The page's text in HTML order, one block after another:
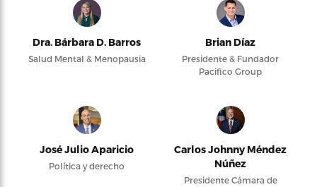
Dra. Bárbara D. Barros
Salud Mental & Menopausia
Brian Díaz
Presidente & Fundador
Pacifico Group
José Julio Aparicio
Política y derecho
Carlos Johnny Méndez
Núñez
Presidente Cámara de